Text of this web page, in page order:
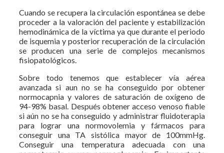
Cuando se recupera la circulación espontánea se debe
proceder a la valoración del paciente y estabilización
hemodinámica de la víctima ya que durante el periodo
de isquemia y posterior recuperación de la circulación
se producen una serie de complejos mecanismos
fisiopatológicos.
Sobre todo tenemos que establecer vía aérea
avanzada si aun no se ha conseguido por obtener
normocapnia y valores de saturación de oxígeno de
94-98% basal. Después obtener acceso venoso fiable
si aún no se ha conseguido y administrar fluidoterapia
para lograr una normovolemia y fármacos para
conseguir una TA sistólica mayor de 100mmHg.
Conseguir una temperatura adecuada con una